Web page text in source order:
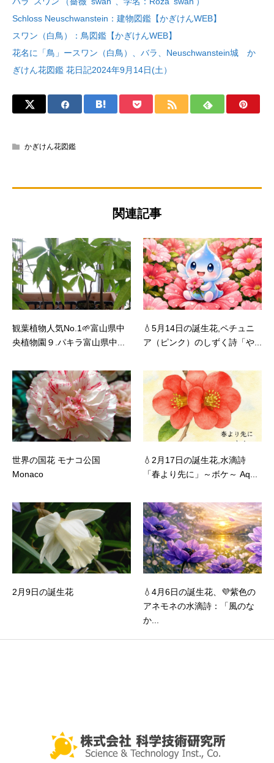
Schloss Neuschwanstein：建物図鑑【かぎけんWEB】
スワン（白鳥）：鳥図鑑【かぎけんWEB】
花名に「鳥」ースワン（白鳥）、バラ、Neuschwanstein城 か
ぎけん花図鑑 花日記2024年9月14日(土）
かぎけん花図鑑
関連記事
観葉植物人気No.1🌱富山県中
央植物園９.パキラ富山県中...
💧5月14日の誕生花,ペチュニ
ア（ピンク）のしずく詩「や...
世界の国花 モナコ公国
Monaco
💧2月17日の誕生花,水滴詩
「春より先に」～ボケ～ Aq...
2月9日の誕生花
💧4月6日の誕生花、💜紫色の
アネモネの水滴詩：「風のな
か...